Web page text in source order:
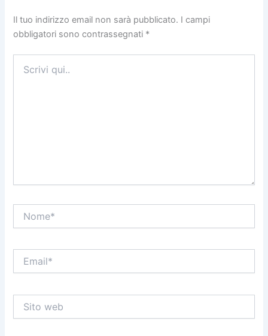
Il tuo indirizzo email non sarà pubblicato. I campi
obbligatori sono contrassegnati *
qui..
web